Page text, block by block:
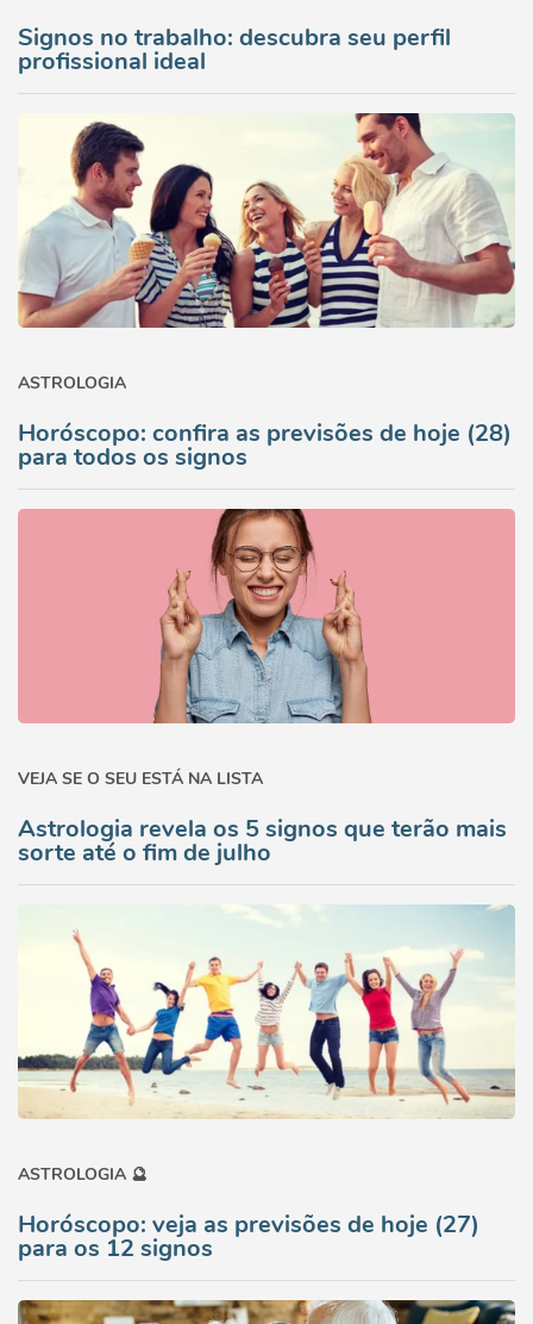
Signos no trabalho: descubra seu perfil
profissional ideal
ASTROLOGIA
Horóscopo: confira as previsões de hoje (28)
para todos os signos
VEJA SE O SEU ESTÁ NA LISTA
Astrologia revela os 5 signos que terão mais
sorte até o fim de julho
ASTROLOGIA 🔮
Horóscopo: veja as previsões de hoje (27)
para os 12 signos